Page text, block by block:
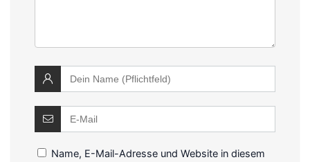
Name, E-Mail-Adresse und Website in diesem